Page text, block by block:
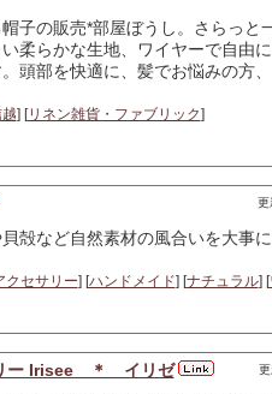
子の販売*部屋ぼうし。さらっ
柔らかな生地、ワイヤーで自由
頭部を快適に、髪でお悩みの方
] [リネン雑貨・ファブリック]
更
殻など自然素材の風合いを大事
クセサリー] [ハンドメイド] [ナチュラル] [
ー Irisee ＊ イリゼ